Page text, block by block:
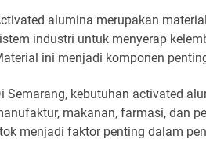
alumina merupakan
industri untuk menyerap
ini menjadi komponen
Semarang, kebutuhan activated
makanan, farmasi, dan
menjadi faktor penting dalam